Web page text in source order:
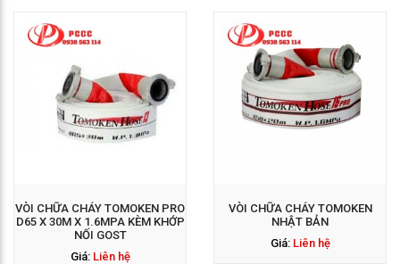
VÒI CHỮA CHÁY TOMOKEN PRO
D65 X 30M X 1.6MPA KÈM KHỚP
NỐI GOST
Giá: Liên hệ
GỌI NGAY: 0938 563
114
VÒI CHỮA CHÁY TOMOKEN
NHẬT BẢN
Giá: Liên hệ